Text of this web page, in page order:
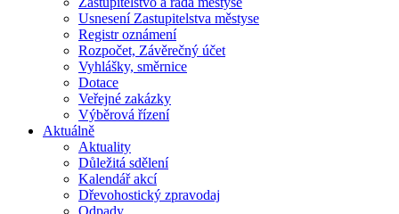
Usnesení Zastupitelstva městyse
Registr oznámení
Rozpočet, Závěrečný účet
Vyhlášky, směrnice
Dotace
Veřejné zakázky
Výběrová řízení
Aktuálně
Aktuality
Důležitá sdělení
Kalendář akcí
Dřevohostický zpravodaj
Odpady